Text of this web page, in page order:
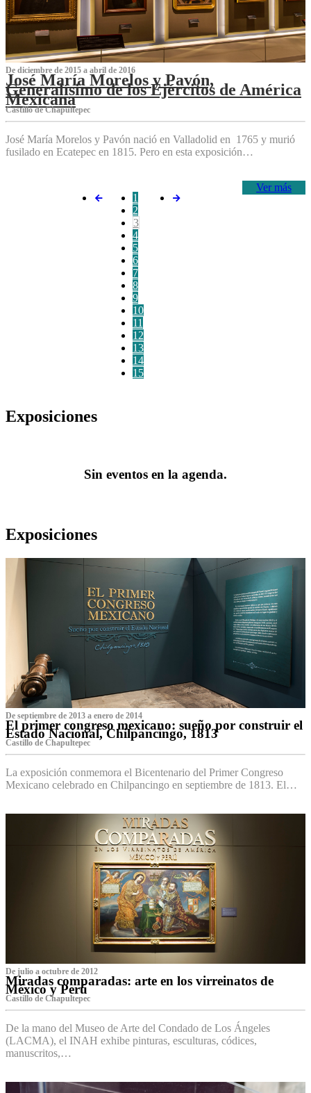
De diciembre de 2015 a abril de 2016
José María Morelos y Pavón,
Generalísimo de los Ejércitos de América
Mexicana
C‌astillo de Chapultepec
José María Morelos y Pavón nació en Valladolid en 1765 y murió
fusilado en Ecatepec en 1815. Pero en esta exposición…
Ver más
1
2
3
4
5
6
7
8
9
10
11
12
13
14
15
Exposiciones
Sin eventos en la agenda.
Exposiciones
De septiembre de 2013 a enero de 2014
El primer congreso mexicano: sueño por construir el
Estado Nacional, Chilpancingo, 1813
Castillo de Chapultepec
La exposición conmemora el Bicentenario del Primer Congreso
Mexicano celebrado en Chilpancingo en septiembre de 1813. El…
De julio a octubre de 2012
Miradas comparadas: arte en los virreinatos de
México y Perú
Castillo de Chapultepec
De la mano del Museo de Arte del Condado de Los Ángeles
(LACMA), el INAH exhibe pinturas, esculturas, códices,
manuscritos,…